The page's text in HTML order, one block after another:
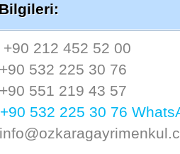
212 452 52 00
532 225 30 76
551 219 43 57
+90 532 225 30 76